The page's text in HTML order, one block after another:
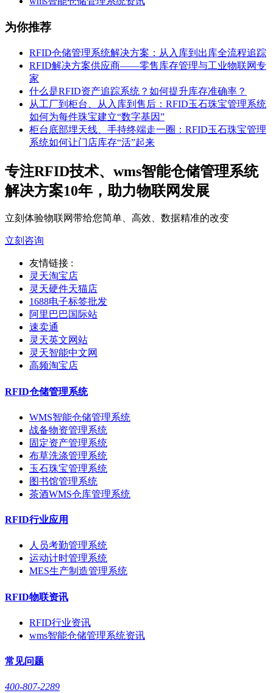
为你推荐
RFID仓储管理系统解决方案：从入库到出库全流程追踪
RFID解决方案供应商——零售库存管理与工业物联网专
家
什么是RFID资产追踪系统？如何提升库存准确率？
从工厂到柜台、从入库到售后：RFID玉石珠宝管理系统
如何为每件珠宝建立“数字基因”
柜台底部埋天线、手持终端走一圈：RFID玉石珠宝管理
系统如何让门店库存“活”起来
专注RFID技术、wms智能仓储管理系统
解决方案10年，助力物联网发展
立刻体验物联网带给您简单、高效、数据精准的改变
立刻咨询
友情链接 :
灵天淘宝店
灵天硬件天猫店
1688电子标签批发
阿里巴巴国际站
速卖通
灵天英文网站
灵天智能中文网
高频淘宝店
RFID仓储管理系统
WMS智能仓储管理系统
战备物资管理系统
固定资产管理系统
布草洗涤管理系统
玉石珠宝管理系统
图书馆管理系统
茶酒WMS仓库管理系统
RFID行业应用
人员考勤管理系统
运动计时管理系统
MES生产制造管理系统
RFID物联资讯
RFID行业资讯
wms智能仓储管理系统资讯
常见问题
400-807-2289